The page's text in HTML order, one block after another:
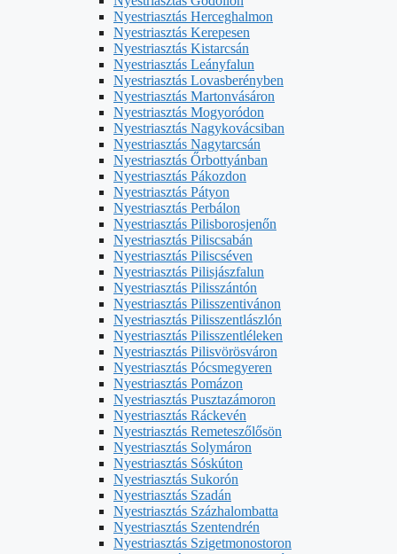
Nyestriasztás Herceghalmon
Nyestriasztás Kerepesen
Nyestriasztás Kistarcsán
Nyestriasztás Leányfalun
Nyestriasztás Lovasberényben
Nyestriasztás Martonvásáron
Nyestriasztás Mogyoródon
Nyestriasztás Nagykovácsiban
Nyestriasztás Nagytarcsán
Nyestriasztás Őrbottyánban
Nyestriasztás Pákozdon
Nyestriasztás Pátyon
Nyestriasztás Perbálon
Nyestriasztás Pilisborosjenőn
Nyestriasztás Piliscsabán
Nyestriasztás Piliscséven
Nyestriasztás Pilisjászfalun
Nyestriasztás Pilisszántón
Nyestriasztás Pilisszentivánon
Nyestriasztás Pilisszentlászlón
Nyestriasztás Pilisszentléleken
Nyestriasztás Pilisvörösváron
Nyestriasztás Pócsmegyeren
Nyestriasztás Pomázon
Nyestriasztás Pusztazámoron
Nyestriasztás Ráckevén
Nyestriasztás Remeteszőlősön
Nyestriasztás Solymáron
Nyestriasztás Sóskúton
Nyestriasztás Sukorón
Nyestriasztás Szadán
Nyestriasztás Százhalombatta
Nyestriasztás Szentendrén
Nyestriasztás Szigetmonostoron